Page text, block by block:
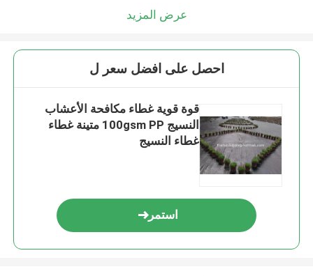
عرض المزيد
احصل على افضل سعر ل
قوة قوية غطاء مكافحة الأعشاب
النسيج 100gsm PP متينة غطاء
غطاء النسيج
استمر